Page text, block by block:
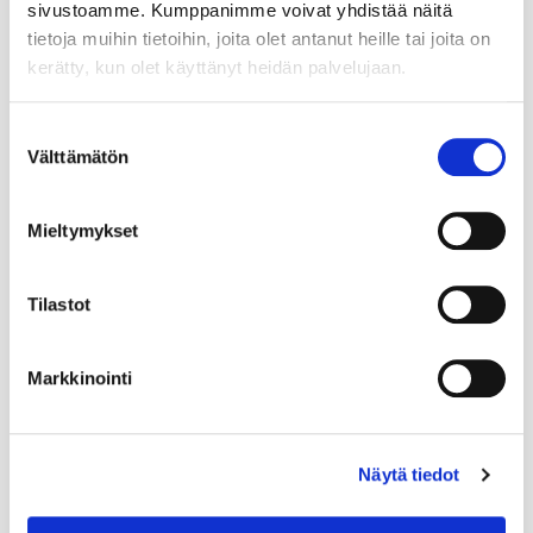
sivustoamme. Kumppanimme voivat yhdistää näitä
tietoja muihin tietoihin, joita olet antanut heille tai joita on
kerätty, kun olet käyttänyt heidän palvelujaan.
valinta
Välttämätön
Mieltymykset
Tilastot
Markkinointi
Näytä tiedot
Sunwind Aurora
Home 90 x 90 x 205
Sunwind Aurora
Round 80 x 80 x 195